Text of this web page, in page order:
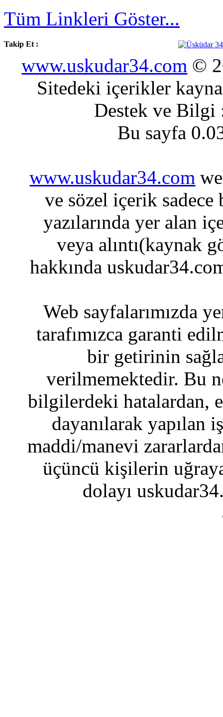
Tüm Linkleri Göster...
Takip Et :
www.uskudar34.com ©
Sitedeki içerikler
Destek ve
Bu sayfa
www.uskudar34.com
ve sözel içerik sadece
yazılarında yer alan
veya alıntı(kaynak
hakkında
Web sayfalarımızda
tarafımızca garanti
bir getirinin
verilmemektedir. Bu
bilgilerdeki hatalardan,
dayanılarak yapılan
maddi/manevi
üçüncü kişilerin
dolayı